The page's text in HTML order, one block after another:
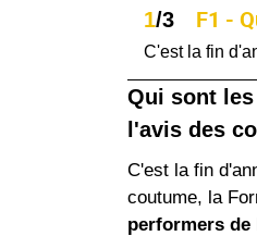
1/3 F1 -
C'est la fin
Qui sont
l'avis des
C'est la fin
coutume, la
performers de